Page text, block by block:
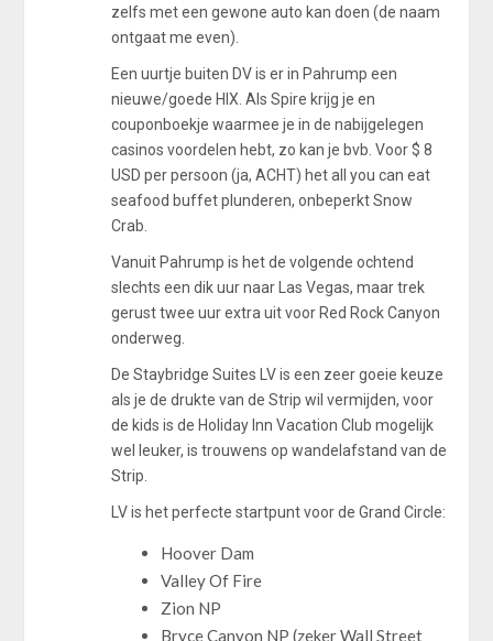
zelfs met een gewone auto kan doen (de naam
ontgaat me even).
Een uurtje buiten DV is er in Pahrump een
nieuwe/goede HIX. Als Spire krijg je en
couponboekje waarmee je in de nabijgelegen
casinos voordelen hebt, zo kan je bvb. Voor $ 8
USD per persoon (ja, ACHT) het all you can eat
seafood buffet plunderen, onbeperkt Snow
Crab.
Vanuit Pahrump is het de volgende ochtend
slechts een dik uur naar Las Vegas, maar trek
gerust twee uur extra uit voor Red Rock Canyon
onderweg.
De Staybridge Suites LV is een zeer goeie keuze
als je de drukte van de Strip wil vermijden, voor
de kids is de Holiday Inn Vacation Club mogelijk
wel leuker, is trouwens op wandelafstand van de
Strip.
LV is het perfecte startpunt voor de Grand Circle:
Hoover Dam
Valley Of Fire
Zion NP
Bryce Canyon NP (zeker Wall Street